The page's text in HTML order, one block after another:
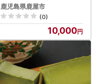
し品 紅はるか 国産 熟成 K
N161-002-04 野菜 菓子
さつまいも
鹿児島県鹿屋市
(0)
10,000